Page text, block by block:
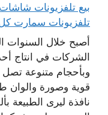
تلفزيونات سمارت كل
أصبح خلال السنوات
الشركات في انتاج
قوية وصورة والوان
نافذة ليرى الطبيعة